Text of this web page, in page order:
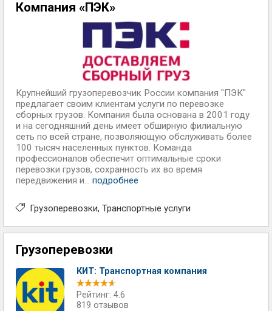
Компания «ПЭК»
Крупнейший грузоперевозчик России компания "ПЭК"
предлагает своим клиентам услуги по перевозке
сборных грузов. Компания была основана в 2001 году
и на сегодняшний день имеет обширную филиальную
сеть по всей стране, позволяющую обслуживать более
100 тысяч населенных пунктов. Команда
профессионалов обеспечит оптимальные сроки
перевозки грузов, сохранность их во время
передвижения и... подробнее
Грузоперевозки Транспортные услуги
Грузоперевозки
КИТ: Транспортная компания
Рейтинг: 4.6
819 отзывов